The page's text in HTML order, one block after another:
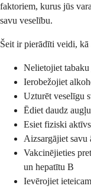
faktoriem, kurus jūs
savu veselību.
Šeit ir pierādīti veidi, kā
Nelietojiet
Ierobežojiet
Uzturēt veselīgu
Ēdiet daudz
Esiet fiziski
Aizsargājiet savu
Vakcinējieties
un hepatītu B
Ievērojiet